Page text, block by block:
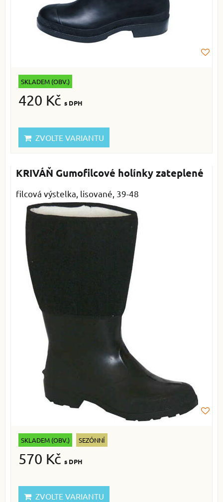
SKLADEM (OBV.)
420 Kč s DPH
ZVOLTE VARIANTU
KRIVÁŇ Gumofilcové holínky zateplené
filcová výstelka, lisované, 39-48
SKLADEM (OBV.) SEZÓNNÍ
570 Kč s DPH
ZVOLTE VARIANTU